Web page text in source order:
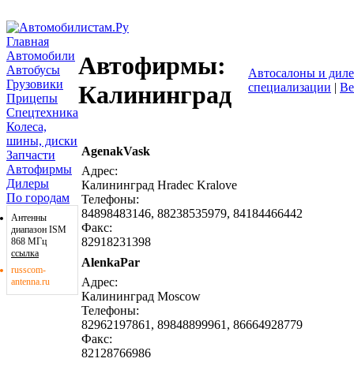
Главная
Автомобили
Автобусы
Грузовики
Прицепы
Спецтехника
Колеса,
шины, диски
Запчасти
Автофирмы
Дилеры
По городам
Антенны
диапазон ISM
868 МГц
ссылка
russcom-
antenna.ru
Автофирмы:
Калининград
Автосалоны и
специализации |
AgenakVask
Адрес:
Калининград Hradec Kralove
Телефоны:
84898483146, 88238535979, 84184466442
Факс:
82918231398
AlenkaPar
Адрес:
Калининград Moscow
Телефоны:
82962197861, 89848899961, 86664928779
Факс:
82128766986